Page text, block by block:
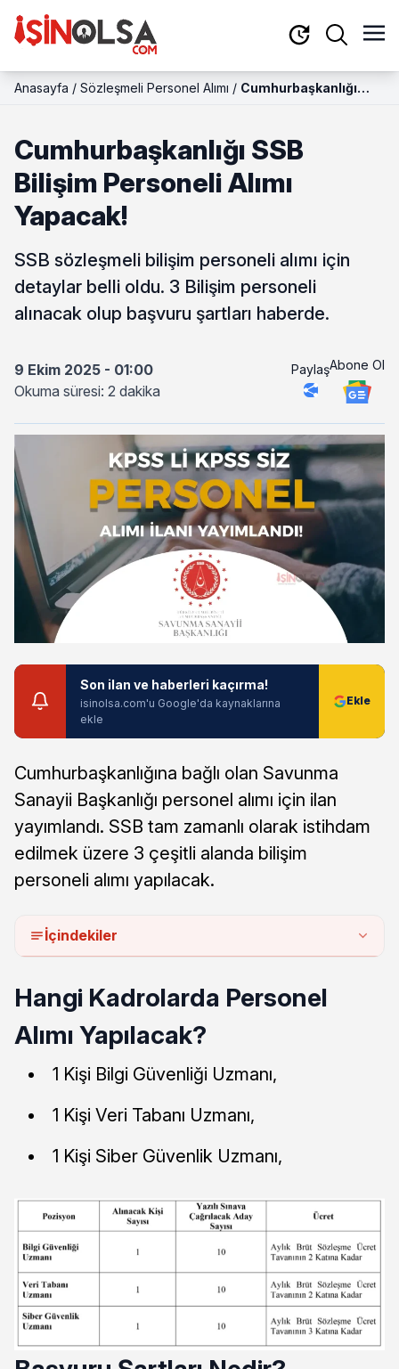
Anasayfa / Sözleşmeli Personel Alımı / Cumhurbaşkanlığı
Cumhurbaşkanlığı SSB
Bilişim Personeli Alımı
Yapacak!
SSB sözleşmeli bilişim personeli alımı için
detaylar belli oldu. 3 Bilişim personeli
alınacak olup başvuru şartları haberde.
9 Ekim 2025 - 01:00
Okuma süresi: 2 dakika
PaylaşAbone Ol
Son ilan ve haberleri kaçırma!
isinolsa.com'u Google'da kaynaklarına
ekle
Cumhurbaşkanlığına bağlı olan Savunma
Sanayii Başkanlığı personel alımı için ilan
yayımlandı. SSB tam zamanlı olarak istihdam
edilmek üzere 3 çeşitli alanda bilişim
personeli alımı yapılacak.
İçindekiler
Hangi Kadrolarda Personel
Alımı Yapılacak?
1 Kişi Bilgi Güvenliği Uzmanı,
1 Kişi Veri Tabanı Uzmanı,
1 Kişi Siber Güvenlik Uzmanı,